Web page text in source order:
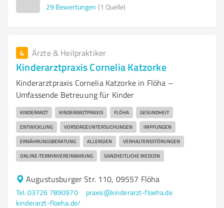
29 Bewertungen (1 Quelle)
4 Ärzte & Heilpraktiker
Kinderarztpraxis Cornelia Katzorke
Kinderarztpraxis Cornelia Katzorke in Flöha –
Umfassende Betreuung für Kinder
KINDERARZT KINDERARZTPRAXIS FLÖHA GESUNDHEIT
ENTWICKLUNG VORSORGEUNTERSUCHUNGEN IMPFUNGEN
ERNÄHRUNGSBERATUNG ALLERGIEN VERHALTENSSTÖRUNGEN
ONLINE-TERMINVEREINBARUNG GANZHEITLICHE MEDIZIN
Augustusburger Str. 110, 09557 Flöha
Tel. 03726 7890970
praxis@kinderarzt-floeha.de
kinderarzt-floeha.de/